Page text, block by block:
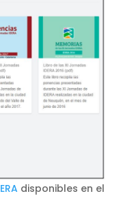
disponibles en el